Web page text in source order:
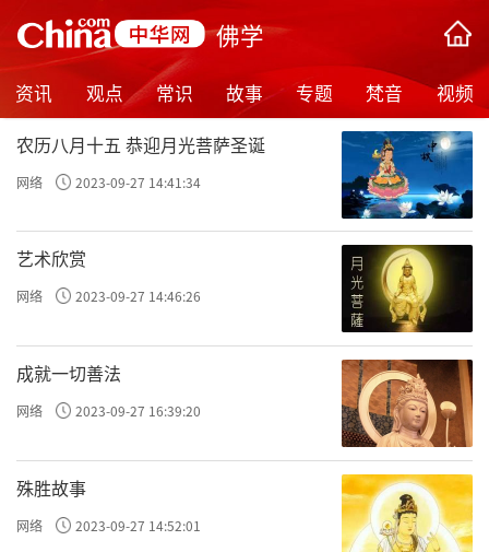
佛学
资讯 观点 常识 故事 专题 梵音
视频
农历八月十五 恭迎月光菩萨圣诞
网络 2023-09-27 14:41:34
艺术欣赏
网络 2023-09-27 14:46:26
成就一切善法
网络 2023-09-27 16:39:20
殊胜故事
网络 2023-09-27 14:52:01